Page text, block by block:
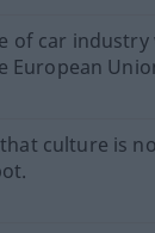
of car
European
culture is